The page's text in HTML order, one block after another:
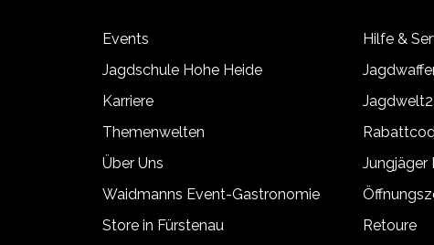
Events
Jagdschule Hohe Heide
Karriere
Themenwelten
Über Uns
Waidmanns Event-Gastronomie
Store in Fürstenau
Hilfe &
Jungjäger
Retoure